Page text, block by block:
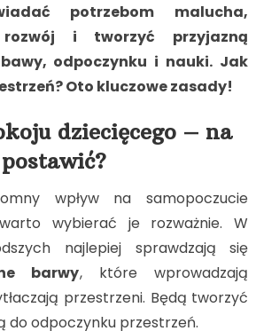
potrzebom malucha,
i tworzyć przyjazną
odpoczynku i nauki. Jak
Oto kluczowe zasady!
dziecięcego – na
wpływ na samopoczucie
wybierać je rozważnie. W
najlepiej sprawdzają się
barwy, które wprowadzają
przestrzeni. Będą tworzyć
do odpoczynku przestrzeń.